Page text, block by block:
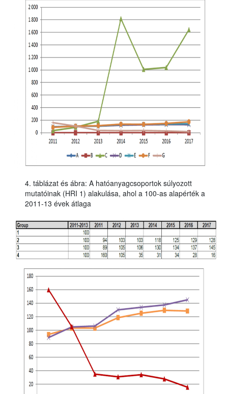
4. táblázat és ábra: A hatóanyagcsoportok súlyozott
mutatóinak (HRI 1) alakulása, ahol a 100-as alapérték a
2011-13 évek átlaga